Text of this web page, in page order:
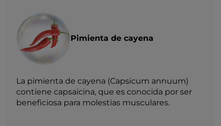
Pimienta de cayena
La pimienta de cayena (Capsicum annuum)
contiene capsaicina, que es conocida por ser
beneficiosa para molestias musculares.